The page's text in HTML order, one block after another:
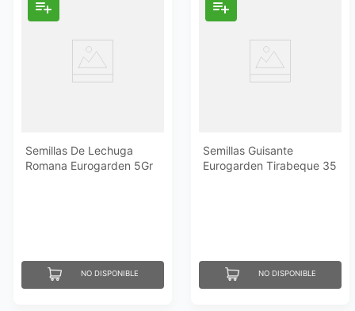
Semillas De Lechuga
Romana Eurogarden 5Gr
NO DISPONIBLE
Semillas Guisante
Eurogarden Tirabeque 35
NO DISPONIBLE